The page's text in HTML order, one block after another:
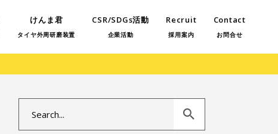
けんま君
タイヤ外周研磨装置
CSR/SDGs活動
企業活動
Recruit
採用案内
Contact
お問合せ